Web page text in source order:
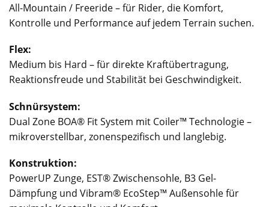
All-Mountain / Freeride – für Rider, die Komfort,
Kontrolle und Performance auf jedem Terrain suchen.
Flex:
Medium bis Hard – für direkte Kraftübertragung,
Reaktionsfreude und Stabilität bei Geschwindigkeit.
Schnürsystem:
Dual Zone BOA® Fit System mit Coiler™ Technologie –
mikroverstellbar, zonenspezifisch und langlebig.
Konstruktion:
PowerUP Zunge, EST® Zwischensohle, B3 Gel-
Dämpfung und Vibram® EcoStep™ Außensohle für